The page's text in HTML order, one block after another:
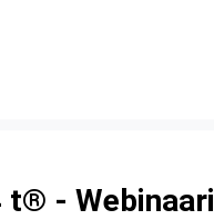
t® - Webinaari